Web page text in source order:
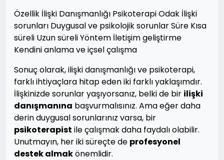
Özellik İlişki Danışmanlığı Psikoterapi Odak İlişki
sorunları Duygusal ve psikolojik sorunlar Süre Kısa
süreli Uzun süreli Yöntem İletişim geliştirme
Kendini anlama ve içsel çalışma
Sonuç olarak, ilişki danışmanlığı ve psikoterapi,
farklı ihtiyaçlara hitap eden iki farklı yaklaşımdır.
İlişkinizde sorunlar yaşıyorsanız, belki de bir ilişki
danışmanına başvurmalısınız. Ama eğer daha
derin duygusal sorunlarınız varsa, bir
psikoterapist ile çalışmak daha faydalı olabilir.
Unutmayın, her iki süreçte de profesyonel
destek almakönemlidir.